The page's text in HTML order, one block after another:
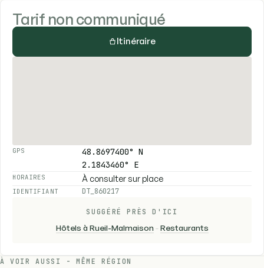
Tarif non communiqué
Itinéraire
GPS
48.8697400° N
2.1843460° E
HORAIRES À consulter sur place
IDENTIFIANT DT_860217
SUGGÉRÉ PRÈS D'ICI
Hôtels à Rueil-Malmaison -Restaurants
À VOIR AUSSI - MÊME RÉGION